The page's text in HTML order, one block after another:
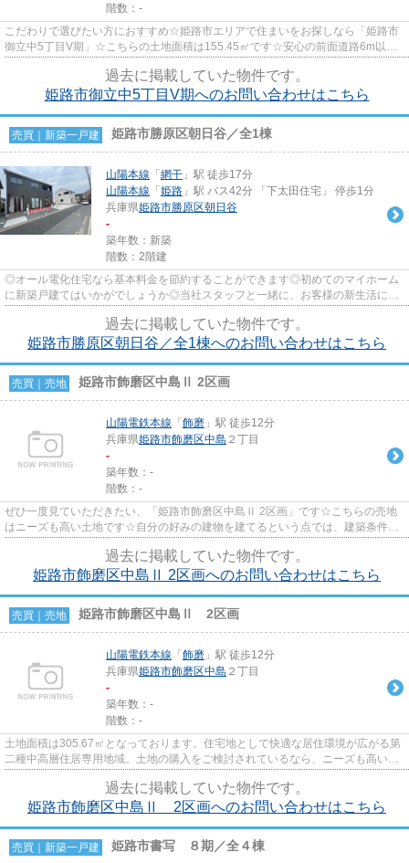
階数：-
こだわりで選びたい方におすすめ☆姫路市エリアで住まいをお探しなら「姫路市
御立中5丁目V期」☆こちらの土地面積は155.45㎡です☆安心の前面道路6m以上
過去に掲載していた物件です。
姫路市御立中5丁目V期へのお問い合わせはこちら
売買｜新築一戸建 姫路市勝原区朝日谷／全1棟
山陽本線 「 網干 」駅 徒歩17分
山陽本線 「 姫路 」駅 バス42分 「下太田住宅」 停歩1分
兵庫県姫路市勝原区朝日谷
-
築年数：新築
階数：2階建
◎オール電化住宅なら基本料金を節約することができます◎初めてのマイホーム
に新築戸建てはいかがでしょうか◎当社スタッフと一緒に、お客様の新生活に相
過去に掲載していた物件です。
姫路市勝原区朝日谷／全1棟へのお問い合わせはこちら
売買｜売地 姫路市飾磨区中島Ⅱ 2区画
山陽電鉄本線 「 飾磨 」駅 徒歩12分
兵庫県姫路市飾磨区中島 ２丁目
-
築年数：-
階数：-
ぜひ一度見ていただきたい、「姫路市飾磨区中島Ⅱ 2区画」です☆こちらの売地
はニーズも高い土地です☆自分の好みの建物を建てるという点では、建築条件の
過去に掲載していた物件です。
姫路市飾磨区中島Ⅱ 2区画へのお問い合わせはこちら
売買｜売地 姫路市飾磨区中島Ⅱ 2区画
山陽電鉄本線 「 飾磨 」駅 徒歩12分
兵庫県姫路市飾磨区中島 ２丁目
-
築年数：-
階数：-
土地面積は305.67㎡となっております。住宅地として快適な居住環境が広がる第
二種中高層住居専用地域。土地の購入をご検討されているなら、ニーズも高いこ
過去に掲載していた物件です。
姫路市飾磨区中島Ⅱ 2区画へのお問い合わせはこちら
売買｜新築一戸建 姫路市書写 ８期／全４棟